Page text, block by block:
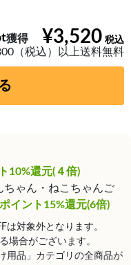
¥3,520
獲得
（税込）以上送料無料
10%還元(４倍)
ゃん・ねこちゃんご
イント15%還元(6倍)
対象外となります。
場合がございます。
用品」カテゴリの全商品が